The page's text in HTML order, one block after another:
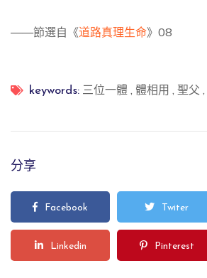
——節選自《道路真理生命》 08
keywords: 三位一體 , 體相用 , 聖父 ,
分享
Facebook Twiter
Linkedin Pinterest